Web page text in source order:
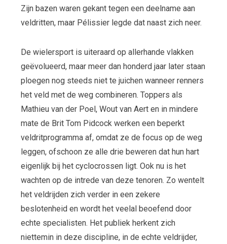
Zijn bazen waren gekant tegen een deelname aan
veldritten, maar Pélissier legde dat naast zich neer.
De wielersport is uiteraard op allerhande vlakken
geëvolueerd, maar meer dan honderd jaar later staan
ploegen nog steeds niet te juichen wanneer renners
het veld met de weg combineren. Toppers als
Mathieu van der Poel, Wout van Aert en in mindere
mate de Brit Tom Pidcock werken een beperkt
veldritprogramma af, omdat ze de focus op de weg
leggen, ofschoon ze alle drie beweren dat hun hart
eigenlijk bij het cyclocrossen ligt. Ook nu is het
wachten op de intrede van deze tenoren. Zo wentelt
het veldrijden zich verder in een zekere
beslotenheid en wordt het veelal beoefend door
echte specialisten. Het publiek herkent zich
niettemin in deze discipline, in de echte veldrijder,